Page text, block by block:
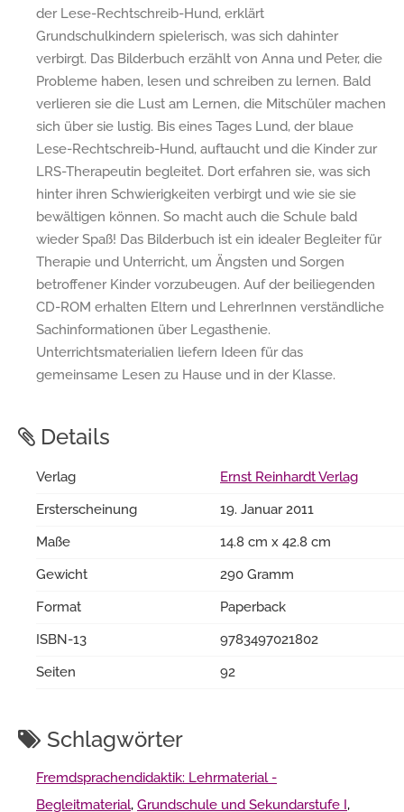
der Lese-Rechtschreib-Hund, erklärt
Grundschulkindern spielerisch, was sich dahinter
verbirgt. Das Bilderbuch erzählt von Anna und Peter, die
Probleme haben, lesen und schreiben zu lernen. Bald
verlieren sie die Lust am Lernen, die Mitschüler machen
sich über sie lustig. Bis eines Tages Lund, der blaue
Lese-Rechtschreib-Hund, auftaucht und die Kinder zur
LRS-Therapeutin begleitet. Dort erfahren sie, was sich
hinter ihren Schwierigkeiten verbirgt und wie sie sie
bewältigen können. So macht auch die Schule bald
wieder Spaß! Das Bilderbuch ist ein idealer Begleiter für
Therapie und Unterricht, um Ängsten und Sorgen
betroffener Kinder vorzubeugen. Auf der beiliegenden
CD-ROM erhalten Eltern und LehrerInnen verständliche
Sachinformationen über Legasthenie.
Unterrichtsmaterialien liefern Ideen für das
gemeinsame Lesen zu Hause und in der Klasse.
Details
Verlag
Ernst Reinhardt Verlag
Ersterscheinung
19. Januar 2011
Maße
14.8 cm x 42.8 cm
Gewicht
290 Gramm
Format
Paperback
ISBN-13
9783497021802
Seiten
92
Schlagwörter
Fremdsprachendidaktik: Lehrmaterial -
Begleitmaterial, Grundschule und Sekundarstufe I,